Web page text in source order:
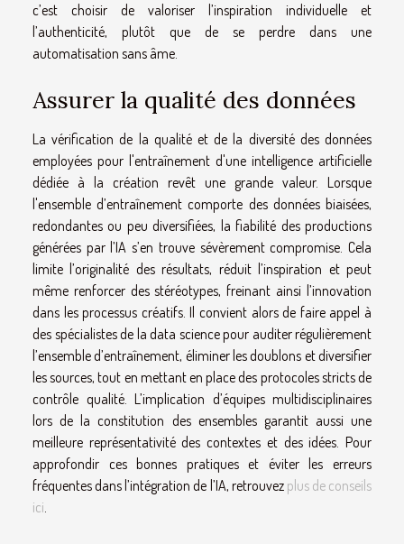
c’est choisir de valoriser l’inspiration individuelle et
l’authenticité, plutôt que de se perdre dans une
automatisation sans âme.
Assurer la qualité des données
La vérification de la qualité et de la diversité des données
employées pour l'entraînement d'une intelligence artificielle
dédiée à la création revêt une grande valeur. Lorsque
l'ensemble d’entraînement comporte des données biaisées,
redondantes ou peu diversifiées, la fiabilité des productions
générées par l’IA s’en trouve sévèrement compromise. Cela
limite l’originalité des résultats, réduit l’inspiration et peut
même renforcer des stéréotypes, freinant ainsi l’innovation
dans les processus créatifs. Il convient alors de faire appel à
des spécialistes de la data science pour auditer régulièrement
l’ensemble d’entraînement, éliminer les doublons et diversifier
les sources, tout en mettant en place des protocoles stricts de
contrôle qualité. L’implication d’équipes multidisciplinaires
lors de la constitution des ensembles garantit aussi une
meilleure représentativité des contextes et des idées. Pour
approfondir ces bonnes pratiques et éviter les erreurs
fréquentes dans l’intégration de l’IA, retrouvez plus de conseils
ici.